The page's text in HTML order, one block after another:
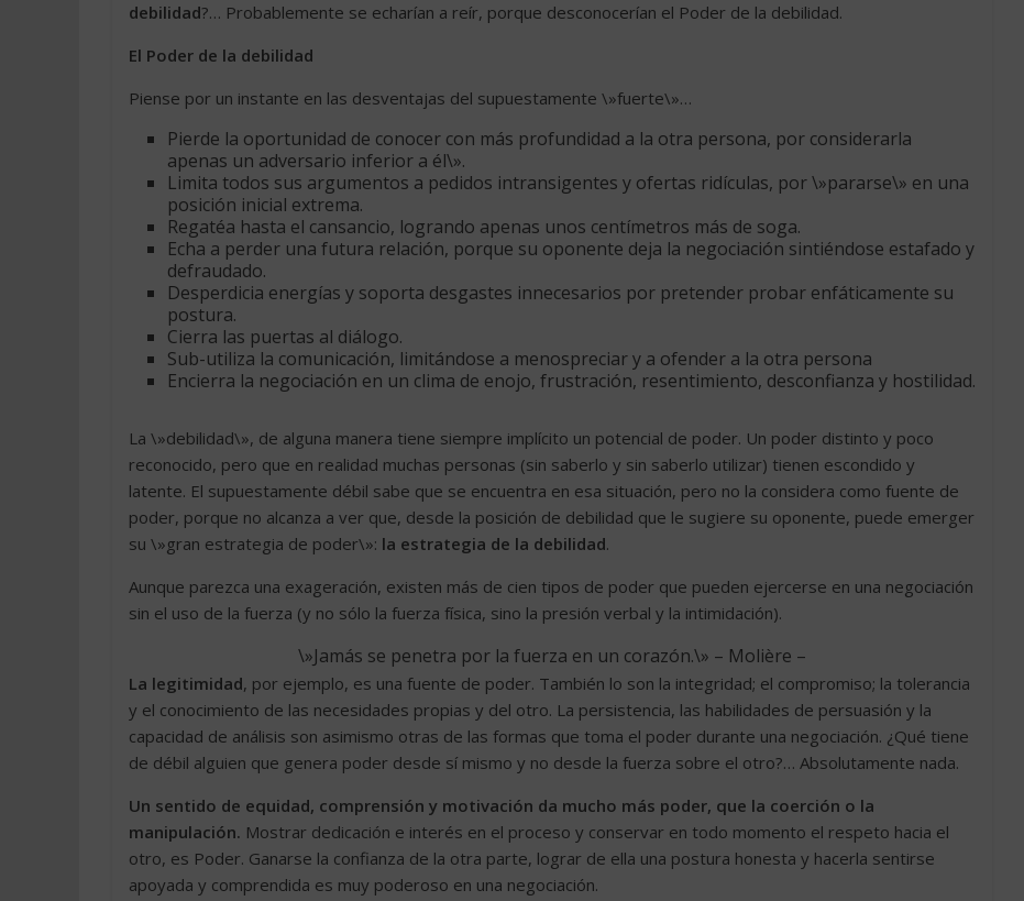
debilidad?… Probablemente se echarían a reír, porque desconocerían el Poder de la debilidad.
El Poder de la debilidad
Piense por un instante en las desventajas del supuestamente \»fuerte\»…
Pierde la oportunidad de conocer con más profundidad a la otra persona, por considerarla
apenas un adversario inferior a él\».
Limita todos sus argumentos a pedidos intransigentes y ofertas ridículas, por \»pararse\» en una
posición inicial extrema.
Regatéa hasta el cansancio, logrando apenas unos centímetros más de soga.
Echa a perder una futura relación, porque su oponente deja la negociación sintiéndose estafado y
defraudado.
Desperdicia energías y soporta desgastes innecesarios por pretender probar enfáticamente su
postura.
Cierra las puertas al diálogo.
Sub-utiliza la comunicación, limitándose a menospreciar y a ofender a la otra persona
Encierra la negociación en un clima de enojo, frustración, resentimiento, desconfianza y hostilidad.
La \»debilidad\», de alguna manera tiene siempre implícito un potencial de poder. Un poder distinto y poco
reconocido, pero que en realidad muchas personas (sin saberlo y sin saberlo utilizar) tienen escondido y
latente. El supuestamente débil sabe que se encuentra en esa situación, pero no la considera como fuente de
poder, porque no alcanza a ver que, desde la posición de debilidad que le sugiere su oponente, puede emerger
su \»gran estrategia de poder\»: la estrategia de la debilidad.
Aunque parezca una exageración, existen más de cien tipos de poder que pueden ejercerse en una negociación
sin el uso de la fuerza (y no sólo la fuerza física, sino la presión verbal y la intimidación).
\»Jamás se penetra por la fuerza en un corazón.\» – Molière –
La legitimidad, por ejemplo, es una fuente de poder. También lo son la integridad; el compromiso; la tolerancia
y el conocimiento de las necesidades propias y del otro. La persistencia, las habilidades de persuasión y la
capacidad de análisis son asimismo otras de las formas que toma el poder durante una negociación. ¿Qué tiene
de débil alguien que genera poder desde sí mismo y no desde la fuerza sobre el otro?… Absolutamente nada.
Un sentido de equidad, comprensión y motivación da mucho más poder, que la coerción o la
manipulación. Mostrar dedicación e interés en el proceso y conservar en todo momento el respeto hacia el
otro, es Poder. Ganarse la confianza de la otra parte, lograr de ella una postura honesta y hacerla sentirse
apoyada y comprendida es muy poderoso en una negociación.